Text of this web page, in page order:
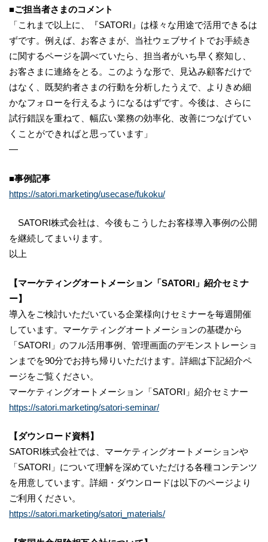
■ご担当者さまのコメント
「これまで以上に、『SATORI』は様々な用途で活用できるは
ずです。例えば、お客さまが、当社ウェブサイトでお手続き
に関するページを調べていたら、担当者がいち早く察知し、
お客さまに連絡をとる。このような形で、見込み顧客だけで
はなく、既契約者さまの行動を分析したうえで、よりきめ細
かなフォローを行えるようになるはずです。今後は、さらに
試行錯誤を重ねて、幅広い業務の効率化、改善につなげてい
くことができればと思っています」
―
■事例記事
https://satori.marketing/usecase/fukoku/
SATORI株式会社は、今後もこうしたお客様導入事例の公開
を継続してまいります。
以上
【マーケティングオートメーション「SATORI」紹介セミナ
ー】
導入をご検討いただいている企業様向けセミナーを毎週開催
しています。マーケティングオートメーションの基礎から
「SATORI」のフル活用事例、管理画面のデモンストレーショ
ンまでを90分でお持ち帰りいただけます。詳細は下記紹介ペ
ージをご覧ください。
マーケティングオートメーション「SATORI」紹介セミナー
https://satori.marketing/satori-seminar/
【ダウンロード資料】
SATORI株式会社では、マーケティングオートメーションや
「SATORI」について理解を深めていただける各種コンテンツ
を用意しています。詳細・ダウンロードは以下のページより
ご利用ください。
https://satori.marketing/satori_materials/